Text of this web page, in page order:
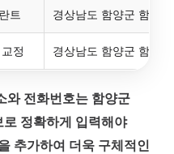
트 경상남도 함양군 함양
정 경상남도 함양군 함양
와 전화번호는 함양군
정확하게 입력해야
추가하여 더욱 구체적인